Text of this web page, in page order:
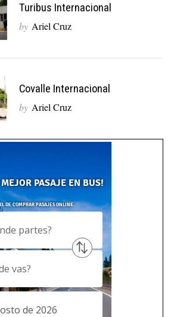
Turibus Internacional
by Ariel Cruz
Covalle Internacional
by Ariel Cruz